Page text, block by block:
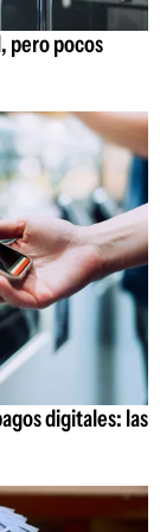
pero pocos
digitales: las